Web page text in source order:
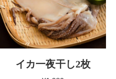
イカ一夜干し2枚